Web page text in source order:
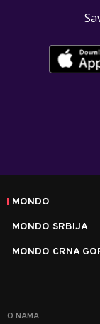
MONDO
MONDO SRBIJA
MONDO CRNA
O NAMA